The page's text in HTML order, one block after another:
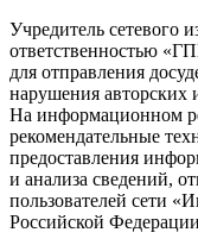
Учредитель сетевого
ответственностью
для отправления
нарушения авторских
На информационном
рекомендательные
предоставления
и анализа сведений,
пользователей сети
Российской